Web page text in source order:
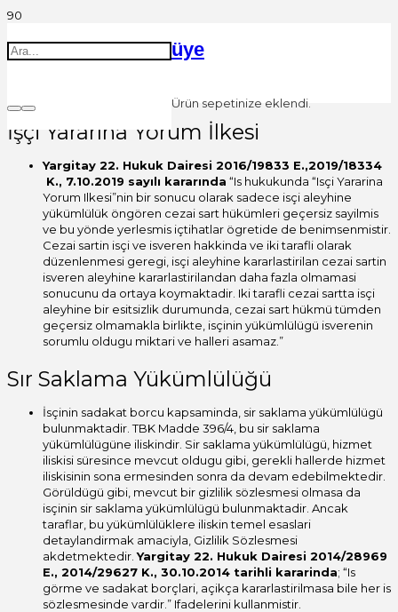
üye
Ürün sepetinize eklendi.
İşçi Yararına Yorum İlkesi
Yargitay 22. Hukuk Dairesi 2016/19833 E.,2019/18334
K., 7.10.2019 sayılı kararında “Is hukukunda “Isçi Yararina
Yorum Ilkesi”nin bir sonucu olarak sadece isçi aleyhine
yükümlülük öngören cezai sart hükümleri geçersiz sayilmis
ve bu yönde yerlesmis içtihatlar ögretide de benimsenmistir.
Cezai sartin isçi ve isveren hakkinda ve iki tarafli olarak
düzenlenmesi geregi, isçi aleyhine kararlastirilan cezai sartin
isveren aleyhine kararlastirilandan daha fazla olmamasi
sonucunu da ortaya koymaktadir. Iki tarafli cezai sartta isçi
aleyhine bir esitsizlik durumunda, cezai sart hükmü tümden
geçersiz olmamakla birlikte, isçinin yükümlülügü isverenin
sorumlu oldugu miktari ve halleri asamaz.”
Sır Saklama Yükümlülüğü
İsçinin sadakat borcu kapsaminda, sir saklama yükümlülügü
bulunmaktadir. TBK Madde 396/4, bu sir saklama
yükümlülügüne iliskindir. Sir saklama yükümlülügü, hizmet
iliskisi süresince mevcut oldugu gibi, gerekli hallerde hizmet
iliskisinin sona ermesinden sonra da devam edebilmektedir.
Görüldügü gibi, mevcut bir gizlilik sözlesmesi olmasa da
isçinin sir saklama yükümlülügü bulunmaktadir. Ancak
taraflar, bu yükümlülüklere iliskin temel esaslari
detaylandirmak amaciyla, Gizlilik Sözlesmesi
akdetmektedir.Yargitay 22. Hukuk Dairesi 2014/28969
E., 2014/29627 K., 30.10.2014 tarihli kararinda; “Is
görme ve sadakat borçlari, açikça kararlastirilmasa bile her is
sözlesmesinde vardir.” Ifadelerini kullanmistir.